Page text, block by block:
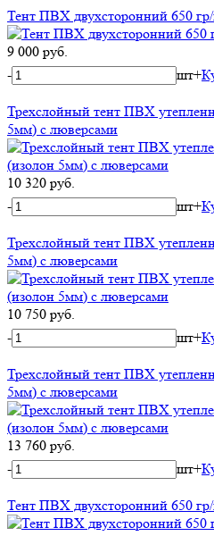
Тент ПВХ двухсторонний 650
9 000 руб.
-
шт+
Трехслойный тент ПВХ
5мм) с люверсами
10 320 руб.
-
шт+
Трехслойный тент ПВХ
5мм) с люверсами
10 750 руб.
-
шт+
Трехслойный тент ПВХ
5мм) с люверсами
13 760 руб.
-
шт+
Тент ПВХ двухсторонний 650